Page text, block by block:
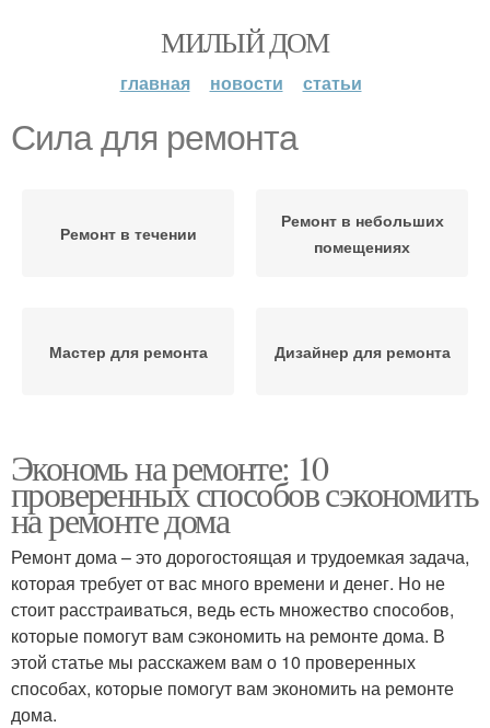
МИЛЫЙ ДОМ
главная новости статьи
Сила для ремонта
Ремонт в течении
Ремонт в небольших
помещениях
Мастер для ремонта Дизайнер для ремонта
Экономь на ремонте: 10
проверенных способов сэкономить
на ремонте дома
Ремонт дома – это дорогостоящая и трудоемкая задача,
которая требует от вас много времени и денег. Но не
стоит расстраиваться, ведь есть множество способов,
которые помогут вам сэкономить на ремонте дома. В
этой статье мы расскажем вам о 10 проверенных
способах, которые помогут вам экономить на ремонте
дома.